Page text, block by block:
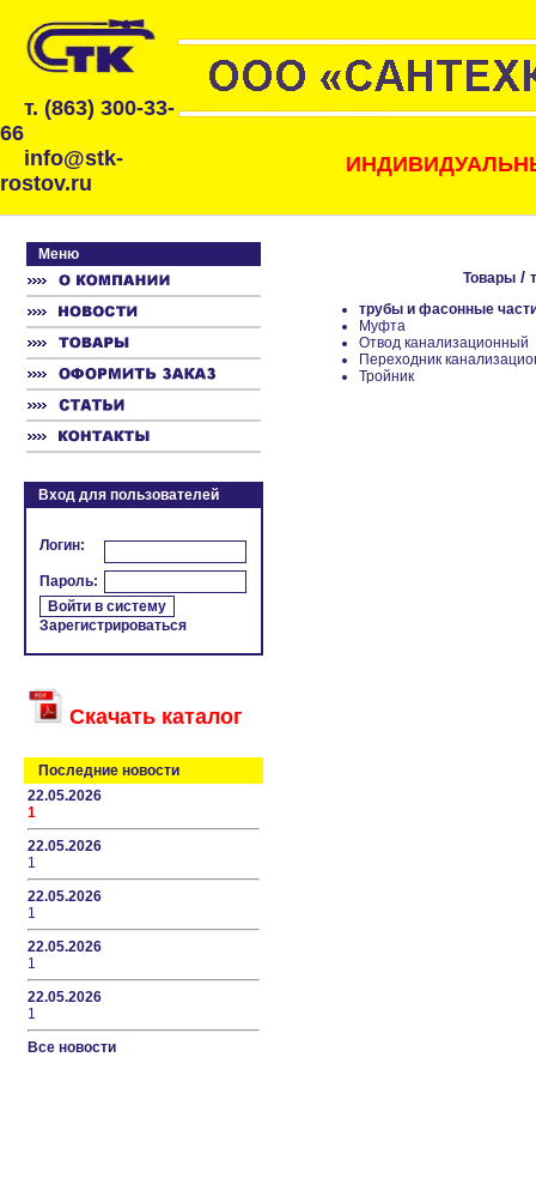
т. (863) 300-33-
66
info@stk-
rostov.ru
Меню
Вход для пользователей
Логин:
Пароль:
Зарегистрироваться
Скачать каталог
Последние новости
22.05.2026
1
22.05.2026
1
22.05.2026
1
22.05.2026
1
22.05.2026
1
Все новости
Товары/
трубы и фасонные
Муфта
Отвод канализационный
Переходник
Тройник